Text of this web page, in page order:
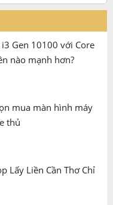
đổi màu sắc mượt
(MPRT). Phản ứng
cao hơn.
i3 Gen 10100 với Core
nào mạnh hơn?
mua màn hình máy
thủ
Lấy Liền Cần Thơ Chỉ